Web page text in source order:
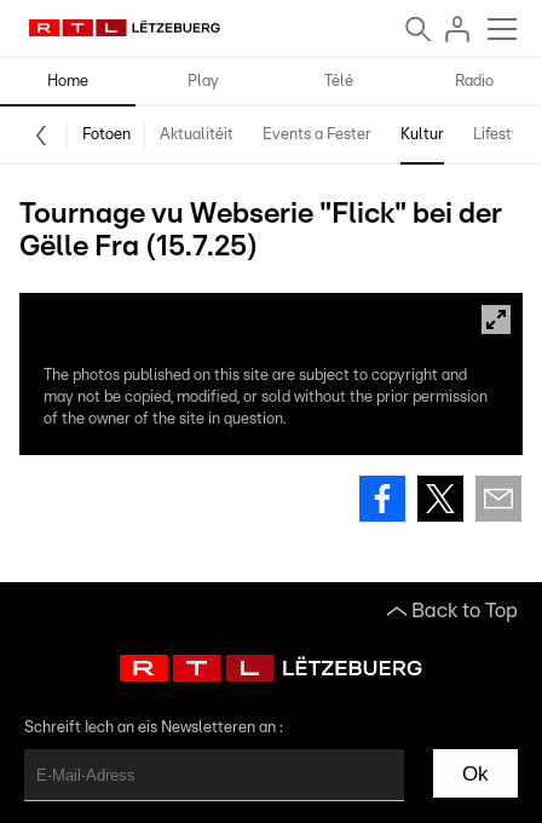
Home Play Télé Radio
Fotoen Aktualitéit Events a Fester Kultur Lifestyle
Tournage vu Webserie "Flick" bei der
Gëlle Fra (15.7.25)
The photos published on this site are subject to copyright and
may not be copied, modified, or sold without the prior permission
of the owner of the site in question.
Back to Top
Schreift Iech an eis Newsletteren an :
Ok